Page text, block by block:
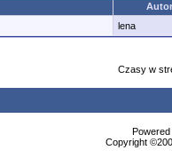
lena
Czasy w
Copyright